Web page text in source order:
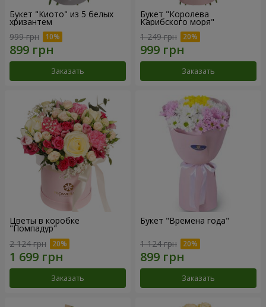
Букет "Киото" из 5 белых
хризантем
999 грн
Заказать
Букет "Королева
Карибского моря"
1 249 грн
Заказать
Цветы в коробке
"Помпадур"
2 124 грн
Заказать
Букет "Времена года"
1 124 грн
Заказать